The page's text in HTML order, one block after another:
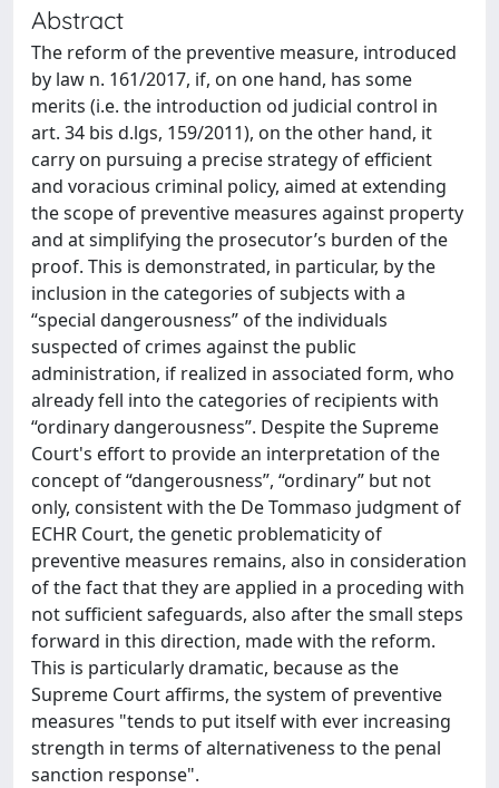
Abstract
The reform of the preventive measure, introduced
by law n. 161/2017, if, on one hand, has some
merits (i.e. the introduction od judicial control in
art. 34 bis d.lgs, 159/2011), on the other hand, it
carry on pursuing a precise strategy of efficient
and voracious criminal policy, aimed at extending
the scope of preventive measures against property
and at simplifying the prosecutor’s burden of the
proof. This is demonstrated, in particular, by the
inclusion in the categories of subjects with a
“special dangerousness” of the individuals
suspected of crimes against the public
administration, if realized in associated form, who
already fell into the categories of recipients with
“ordinary dangerousness”. Despite the Supreme
Court's effort to provide an interpretation of the
concept of “dangerousness”, “ordinary” but not
only, consistent with the De Tommaso judgment of
ECHR Court, the genetic problematicity of
preventive measures remains, also in consideration
of the fact that they are applied in a proceding with
not sufficient safeguards, also after the small steps
forward in this direction, made with the reform.
This is particularly dramatic, because as the
Supreme Court affirms, the system of preventive
measures "tends to put itself with ever increasing
strength in terms of alternativeness to the penal
sanction response".